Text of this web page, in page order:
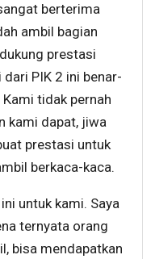
berterima
ambil bagian
prestasi
PIK 2 ini benar-
tidak pernah
kami dapat, jiwa
prestasi untuk
berkaca-kaca.
untuk kami. Saya
ternyata orang
bisa mendapatkan